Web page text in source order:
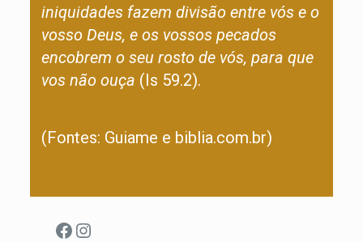
iniquidades fazem divisão entre vós e o
vosso Deus, e os vossos pecados
encobrem o seu rosto de vós, para que
vos não ouça (Is 59.2).
(Fontes: Guiame e biblia.com.br)
Facebook
Instagram